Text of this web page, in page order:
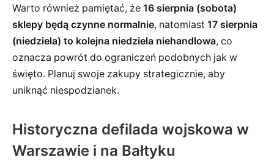
Warto również pamiętać, że 16 sierpnia (sobota)
sklepy będą czynne normalnie, natomiast 17 sierpnia
(niedziela) to kolejna niedziela niehandlowa, co
oznacza powrót do ograniczeń podobnych jak w
święto. Planuj swoje zakupy strategicznie, aby
uniknąć niespodzianek.
Historyczna defilada wojskowa w
Warszawie i na Bałtyku